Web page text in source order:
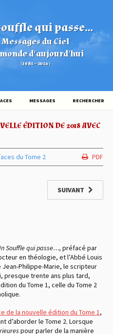
qui passe...
Messages du Ciel
d'aujourd'hui
(1981 – 2026)
MESSAGES RECHERCHER
ÉDITION DE 2018 AVEC
du Tome 2 PDF
SUIVANT
Souffle qui passe…, préfacé par
en théologie, et l’Abbé Louis
Philippe-Marie, le scripteur
presque trente ans plus tard,
du Tome 1, celle du Tome 2
de la nouvelle édition du Tome 1,
d’aborder le Tome 2. Lorsque
pour parler de la manière